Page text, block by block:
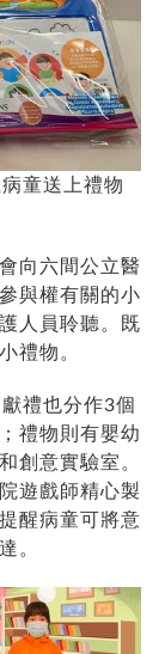
童送上禮物
向六間公立醫
與權有關的小
人員聆聽。既
禮物。
禮也分作3個
禮物則有嬰幼
創意實驗室。
遊戲師精心製
醒病童可將意
。